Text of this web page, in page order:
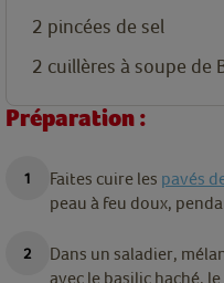
2 pincées de sel
2 cuillères à soupe de
Préparation :
Faites cuire les pavés
peau à feu doux,
Dans un saladier,
avec le basilic haché,